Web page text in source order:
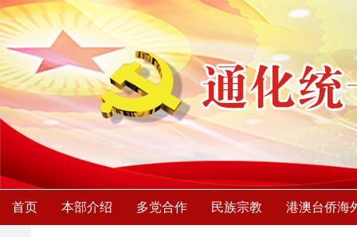
首页 本部介绍 多党合作 民族宗教 港澳台侨海